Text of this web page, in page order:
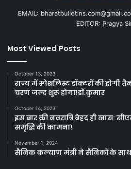
EMAIL:
EDITOR: Pragya
Most Viewed Posts
October 13, 2023
राज्य में स्पेशलिस्ट डॉक्टरों की होगी
चरण जल्द शुरू होगा!डॉ.कुमार
October 14, 2023
इस बार की नवरात्रि बेहद ही खास:
समृद्धि की कामना!
November 1, 2024
सैनिक कल्याण मंत्री ने सैनिकों के साथ